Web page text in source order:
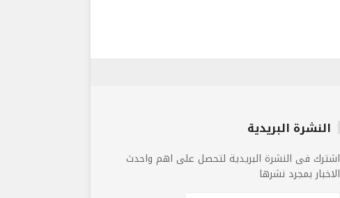
النشرة البريدية
اشترك فى النشرة البريدية لتحصل على اهم واحدث
الاخبار بمجرد نشرها